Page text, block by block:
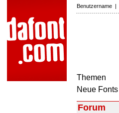
Benutzername |
Themen
Neue Fonts
Forum